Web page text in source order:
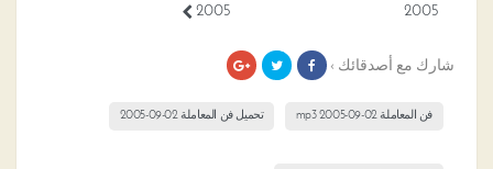
2005
2005
شارك مع أصدقائك ›
فن المعاملة 02-09-2005 mp3 تحميل فن المعاملة 02-09-2005